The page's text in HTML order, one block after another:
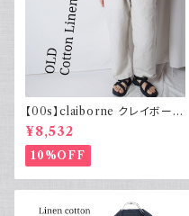
【00s】claiborne クレイボーン
リネンコットンパンツ ツータック
¥8,532
10%OFF